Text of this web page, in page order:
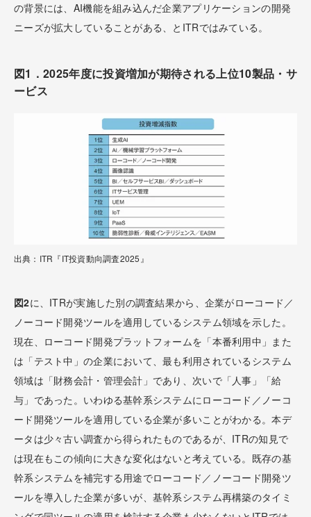
の背景には、AI機能を組み込んだ企業アプリケーションの開発
ニーズが拡大していることがある、とITRではみている。
図1．2025年度に投資増加が期待される上位10製品・サ
ービス
出典：ITR『IT投資動向調査2025』
図2に、ITRが実施した別の調査結果から、企業がローコード／
ノーコード開発ツールを適用しているシステム領域を示した。
現在、ローコード開発プラットフォームを「本番利用中」また
は「テスト中」の企業において、最も利用されているシステム
領域は「財務会計・管理会計」であり、次いで「人事」「給
与」であった。いわゆる基幹系システムにローコード／ノーコ
ード開発ツールを適用している企業が多いことがわかる。本デ
ータは少々古い調査から得られたものであるが、ITRの知見で
は現在もこの傾向に大きな変化はないと考えている。既存の基
幹系システムを補完する用途でローコード／ノーコード開発ツ
ールを導入した企業が多いが、基幹系システム再構築のタイミ